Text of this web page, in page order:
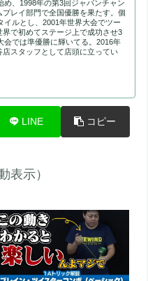
め、1998年の第3回ジャパンチャン
プレイ部門で全国優勝を果たす。個
イルとし、2001年世界大会でツー
で初めてステージ上で成功させ3
会では準優勝に輝いてる。2016年
スタッフとして店頭に立ってい
LINE コピー
表示）